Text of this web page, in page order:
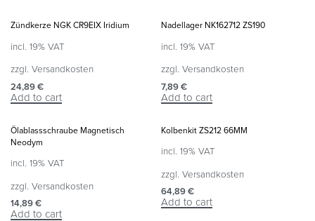
Zündkerze NGK CR9EIX Iridium
incl. 19% VAT
zzgl. Versandkosten
24,89€
Add to cart
Nadellager NK162712 ZS190
incl. 19% VAT
zzgl. Versandkosten
7,89€
Add to cart
Ölablassschraube Magnetisch
Neodym
incl. 19% VAT
zzgl. Versandkosten
14,89€
Add to cart
Kolbenkit ZS212 66MM
incl. 19% VAT
zzgl. Versandkosten
64,89€
Add to cart